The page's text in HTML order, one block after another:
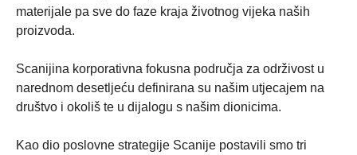
materijale pa sve do faze kraja životnog vijeka naših
proizvoda.
Scanijina korporativna fokusna područja za održivost u
narednom desetljeću definirana su našim utjecajem na
društvo i okoliš te u dijalogu s našim dionicima.
Kao dio poslovne strategije Scanije postavili smo tri